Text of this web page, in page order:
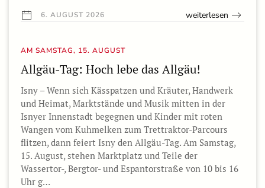
6. AUGUST 2026 weiterlesen
AM SAMSTAG, 15. AUGUST
Allgäu-Tag: Hoch lebe das Allgäu!
Isny – Wenn sich Kässpatzen und Kräuter, Handwerk
und Heimat, Marktstände und Musik mitten in der
Isnyer Innenstadt begegnen und Kinder mit roten
Wangen vom Kuhmelken zum Trettraktor-Parcours
flitzen, dann feiert Isny den Allgäu-Tag. Am Samstag,
15. August, stehen Marktplatz und Teile der
Wassertor-, Bergtor- und Espantorstraße von 10 bis 16
Uhr g…